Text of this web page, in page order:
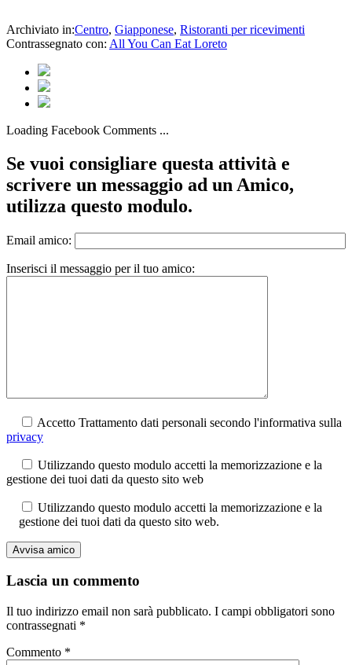
Archiviato in:Centro, Giapponese, Ristoranti per ricevimenti
Contrassegnato con: All You Can Eat Loreto
Loading Facebook Comments ...
Se vuoi consigliare questa attività e
scrivere un messaggio ad un Amico,
utilizza questo modulo.
Email amico:
Inserisci il messaggio per il tuo amico:
Accetto Trattamento dati personali secondo l'informativa sulla
privacy
Utilizzando questo modulo accetti la memorizzazione e la
gestione dei tuoi dati da questo sito web
Utilizzando questo modulo accetti la memorizzazione e la
gestione dei tuoi dati da questo sito web.
Lascia un commento
Il tuo indirizzo email non sarà pubblicato. I campi obbligatori sono
contrassegnati *
Commento *